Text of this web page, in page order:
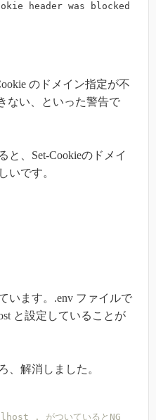
header was blocked
のドメイン指定が不
ない、といった警告で
と、Set-Cookieのドメイ
いです。
います。.env ファイルで
と設定していることが
、解消しました。
. がついているとNG